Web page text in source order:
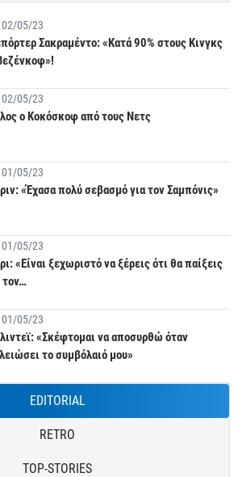
02/05/23
Σακραμέντο: «Κατά 90% στους Κινγκς
02/05/23
ο Κοκόσκοφ από τους Νετς
01/05/23
«Έχασα πολύ σεβασμό για τον Σαμπόνις»
01/05/23
«Είναι ξεχωριστό να ξέρεις ότι θα παίξεις
τον…
01/05/23
«Σκέφτομαι να αποσυρθώ όταν
το συμβόλαιό μου»
EDITORIAL
RETRO
TOP-STORIES